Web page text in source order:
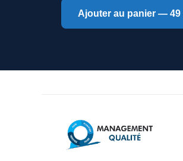
Ajouter au panier — 49